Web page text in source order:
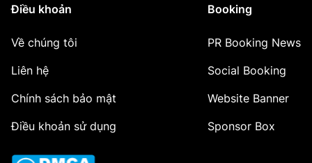
Điều khoản
Về chúng tôi
Liên hệ
Chính sách bảo mật
Điều khoản sử dụng
Booking
PR Booking News
Social Booking
Website Banner
Sponsor Box